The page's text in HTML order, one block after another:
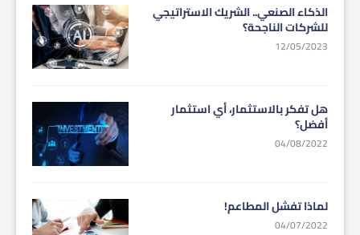
الذكاء الصنعي.. الشريك الاستراتيجي
للشركات الناجحة؟
12/05/2023
هل تفكر بالاستثمار، أي استثمار
أفضل؟
04/08/2022
لماذا تفشل المطاعم!
04/07/2022